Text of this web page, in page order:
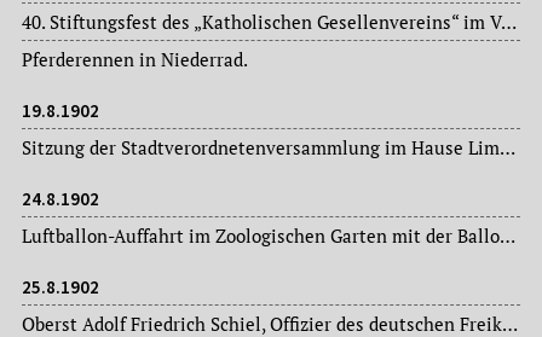
40. Stiftungsfest des „Katholischen Gesellenvereins“ im Vereinshaus Seilerstraße samt Hochamt im Dom (St. Bartholomäus).
Pferderennen in Niederrad.
19.8.1902
Sitzung der Stadtverordnetenversammlung im Hause Limpurg: Magistratsvorlagen, Ausschussberichte.
24.8.1902
Luftballon-Auffahrt im Zoologischen Garten mit der Ballonfahrerin Käthchen Paulus (1868-1935).
25.8.1902
Oberst Adolf Friedrich Schiel, Offizier des deutschen Freikorps in Johannesburg im Burenkrieg 1899, spricht im Saalbau über seine militärischen Erlebnisse in Südafrika.